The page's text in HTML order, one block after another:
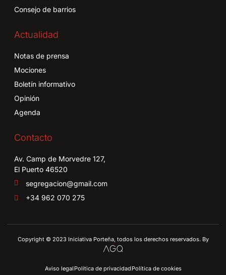
Consejo de barrios
Actualidad
Notas de prensa
Mociones
Boletín informativo
Opinión
Agenda
Contacto
Av. Camp de Morvedre 127,
El Puerto 46520
segregacion@gmail.com
+34 962 070 275
Copyright © 2023 Iniciativa Porteña, todos los derechos reservados. By
Aviso legalPolítica de privacidadPolítica de cookies